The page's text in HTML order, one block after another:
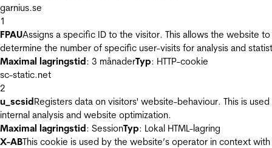
garnius.se
1
FPAUAssigns a specific ID to the visitor. This allows the website to
determine the number of specific user-visits for analysis and
Maximal lagringstid: 3 månaderTyp: HTTP-cookie
sc-static.net
2
u_scsidRegisters data on visitors' website-behaviour. This is
internal analysis and website optimization.
Maximal lagringstid: SessionTyp: Lokal HTML-lagring
X-ABThis cookie is used by the website’s operator in context with